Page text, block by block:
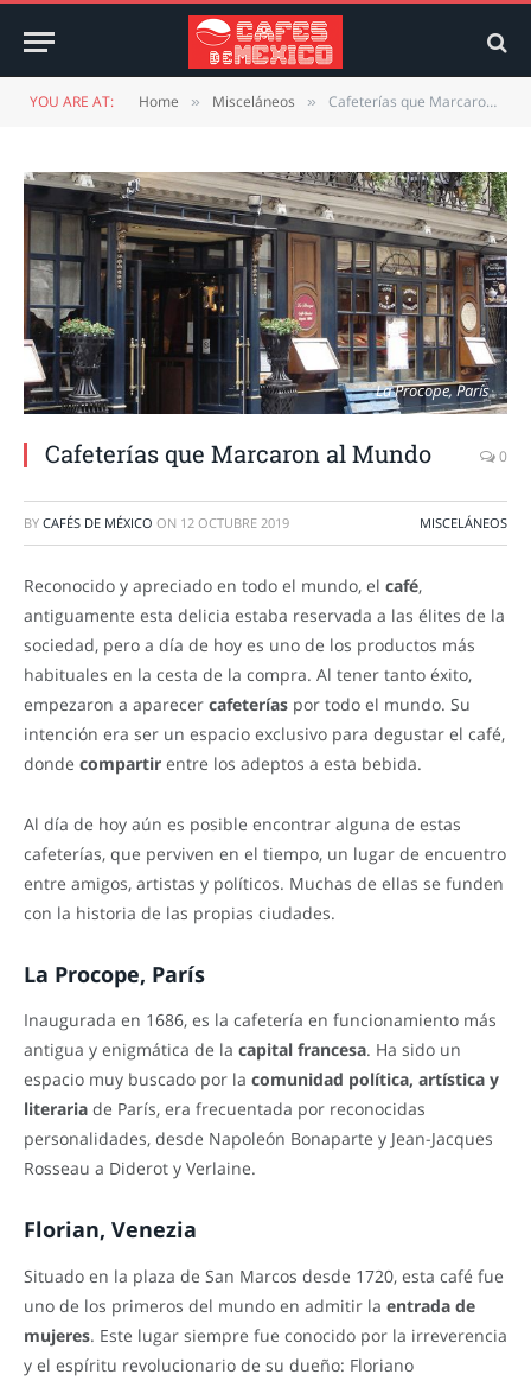
YOU ARE AT: Home » Misceláneos » Cafeterías que Marcaron al Mundo
La Procope, París
Cafeterías que Marcaron al Mundo 0
BY CAFÉS DE MÉXICO ON 12 OCTUBRE 2019 MISCELÁNEOS
Reconocido y apreciado en todo el mundo, el café,
antiguamente esta delicia estaba reservada a las élites de la
sociedad, pero a día de hoy es uno de los productos más
habituales en la cesta de la compra. Al tener tanto éxito,
empezaron a aparecer cafeterías por todo el mundo. Su
intención era ser un espacio exclusivo para degustar el café,
donde compartir entre los adeptos a esta bebida.
Al día de hoy aún es posible encontrar alguna de estas
cafeterías, que perviven en el tiempo, un lugar de encuentro
entre amigos, artistas y políticos. Muchas de ellas se funden
con la historia de las propias ciudades.
La Procope, París
Inaugurada en 1686, es la cafetería en funcionamiento más
antigua y enigmática de la capital francesa. Ha sido un
espacio muy buscado por la comunidad política, artística y
literaria de París, era frecuentada por reconocidas
personalidades, desde Napoleón Bonaparte y Jean-Jacques
Rosseau a Diderot y Verlaine.
Florian, Venezia
Situado en la plaza de San Marcos desde 1720, esta café fue
uno de los primeros del mundo en admitir la entrada de
mujeres. Este lugar siempre fue conocido por la irreverencia
y el espíritu revolucionario de su dueño: Floriano